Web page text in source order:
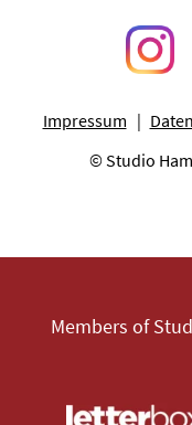
Impressum
© Studio
Members of